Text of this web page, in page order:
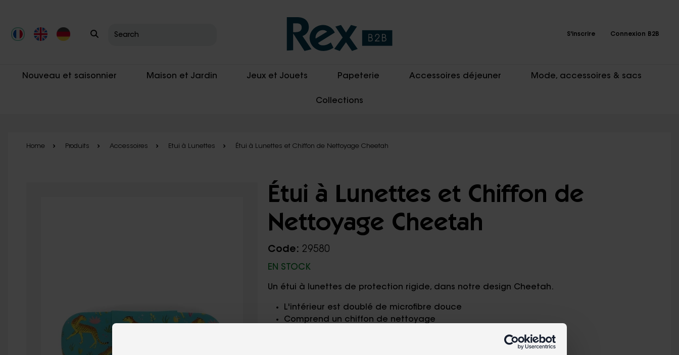
S'inscrire Connexion B2B
Nouveau et saisonnier Maison et Jardin Jeux et Jouets Papeterie Accessoires déjeuner Mode, accessoires & sacs
Collections
Home Produits Accessoires Etui à Lunettes Étui à Lunettes et Chiffon de Nettoyage Cheetah
Étui à Lunettes et Chiffon de
Nettoyage Cheetah
Code: 29580
EN STOCK
Un étui à lunettes de protection rigide, dans notre design Cheetah.
L'intérieur est doublé de microfibre douce
Comprend un chiffon de nettoyage